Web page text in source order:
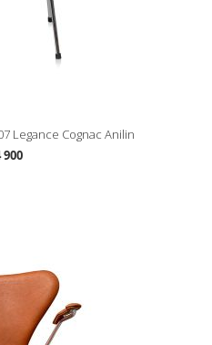
Legance Cognac Anilin
900